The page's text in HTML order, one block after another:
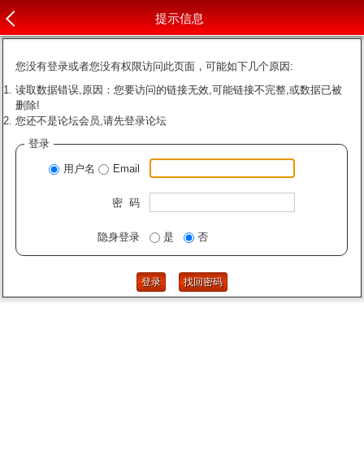
提示信息
您没有登录或者您没有权限访问此页面，可能如下几个原因:
读取数据错误,原因：您要访问的链接无效,可能链接不完整,或数据已被
删除!
您还不是论坛会员,请先登录论坛
登录
用户名 Email
密 码
隐身登录 是 否